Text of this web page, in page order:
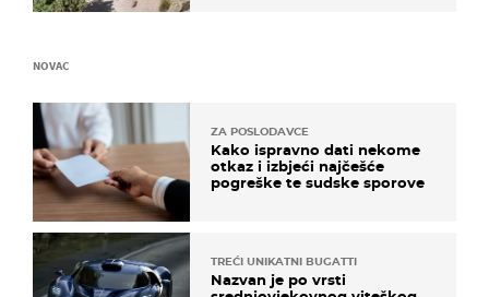
NOVAC
ZA POSLODAVCE
Kako ispravno dati nekome
otkaz i izbjeći najčešće
pogreške te sudske sporove
TREĆI UNIKATNI BUGATTI
Nazvan je po vrsti